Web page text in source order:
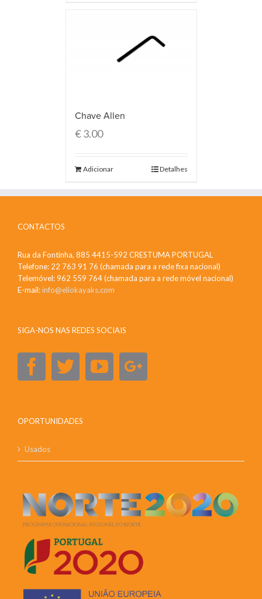
Chave Allen
€3.00
Adicionar Detalhes
CONTACTOS
Rua da Fontinha, 885 4415-592 CRESTUMA PORTUGAL
Telefone: 22 763 91 76 (chamada para a rede fixa nacional)
Telemóvel: 962 559 764 (chamada para a rede móvel nacional)
E-mail:info@eliokayaks.com
SIGA-NOS NAS REDES SOCIAIS
OPORTUNIDADES
Usados